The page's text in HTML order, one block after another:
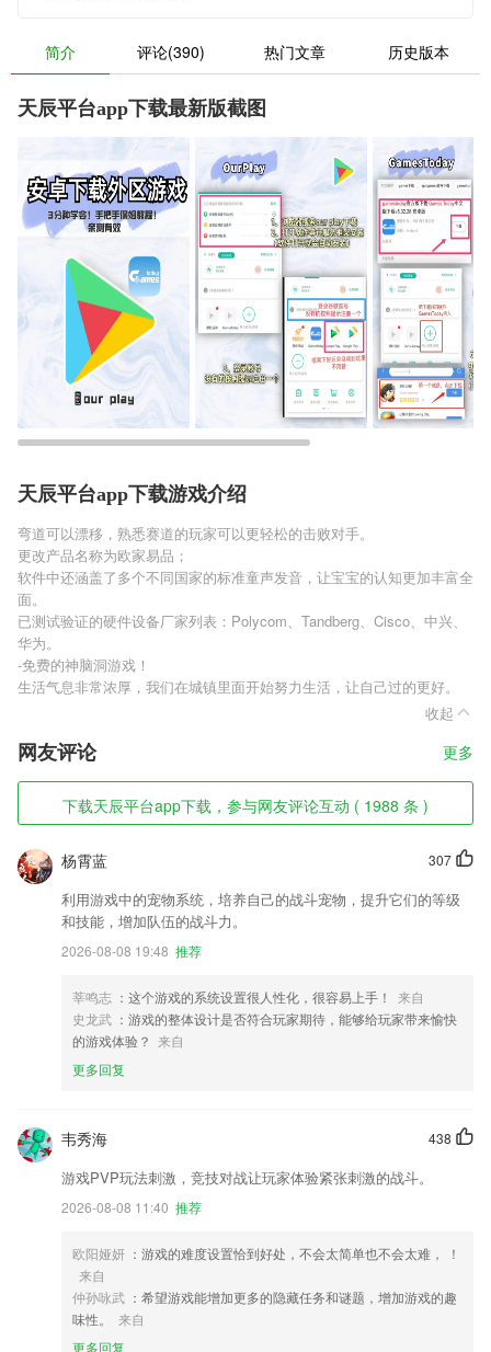
简介 评论(390) 热门文章 历史版本
天辰平台app下载最新版截图
天辰平台app下载游戏介绍
弯道可以漂移，熟悉赛道的玩家可以更轻松的击败对手。
更改产品名称为欧家易品；
软件中还涵盖了多个不同国家的标准童声发音，让宝宝的认知更加丰富全
面。
已测试验证的硬件设备厂家列表：Polycom、Tandberg、Cisco、中兴、
华为。
-免费的神脑洞游戏！
生活气息非常浓厚，我们在城镇里面开始努力生活，让自己过的更好。
收起
网友评论 更多
下载天辰平台app下载，参与网友评论互动 ( 1988 条 )
307
杨霄蓝
利用游戏中的宠物系统，培养自己的战斗宠物，提升它们的等级
和技能，增加队伍的战斗力。
2026-08-08 19:48 推荐
莘鸣志 ：这个游戏的系统设置很人性化，很容易上手！
来自
史龙武 ：游戏的整体设计是否符合玩家期待，能够给玩家带来愉快
的游戏体验？ 来自
更多回复
438
韦秀海
游戏PVP玩法刺激，竞技对战让玩家体验紧张刺激的战斗。
2026-08-08 11:40 推荐
欧阳娅妍 ：游戏的难度设置恰到好处，不会太简单也不会太难， ！
来自
仲孙咏武 ：希望游戏能增加更多的隐藏任务和谜题，增加游戏的趣
味性。
来自
更多回复